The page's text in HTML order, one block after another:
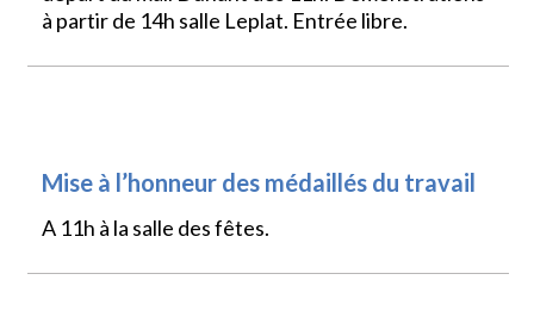
à partir de 14h salle Leplat. Entrée libre.
Mise à l’honneur des médaillés du travail
A 11h à la salle des fêtes.